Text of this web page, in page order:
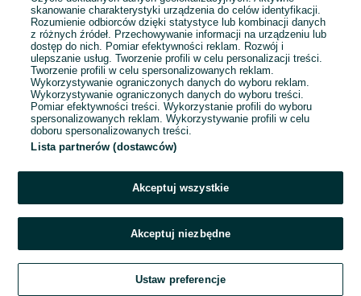
Przejdź na stronę główną
skanowanie charakterystyki urządzenia do celów identyfikacji.
Rozumienie odbiorców dzięki statystyce lub kombinacji danych
z różnych źródeł. Przechowywanie informacji na urządzeniu lub
dostęp do nich. Pomiar efektywności reklam. Rozwój i
ulepszanie usług. Tworzenie profili w celu personalizacji treści.
Tworzenie profili w celu spersonalizowanych reklam.
Wykorzystywanie ograniczonych danych do wyboru reklam.
Wykorzystywanie ograniczonych danych do wyboru treści.
Pomiar efektywności treści. Wykorzystanie profili do wyboru
spersonalizowanych reklam. Wykorzystywanie profili w celu
doboru spersonalizowanych treści.
Lista partnerów (dostawców)
Akceptuj wszystkie
Akceptuj niezbędne
Ustaw preferencje